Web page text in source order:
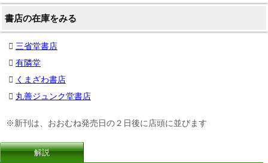
書店の在庫をみる
三省堂書店
有隣堂
くまざわ書店
丸善ジュンク堂書店
※新刊は、おおむね発売日の２日後に店頭に並びます
解説